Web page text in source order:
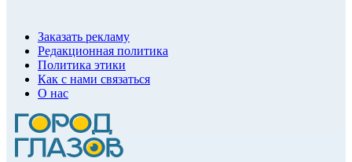
Заказать рекламу
Редакционная политика
Политика этики
Как с нами связаться
О нас